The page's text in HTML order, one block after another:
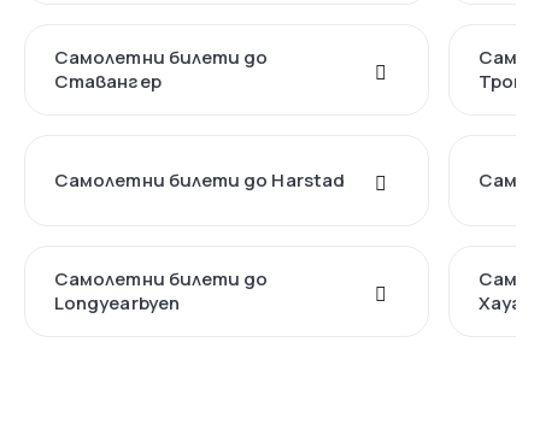
Самолетни билети до
Ставангер
Самолетни билети до Harstad
Самолетни билети до
Longyearbyen